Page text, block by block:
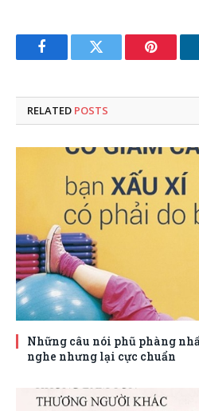
FacebookTwitter
RELATED POSTS
Những câu nói phũ phàng
nghe nhưng lại cực chuẩn